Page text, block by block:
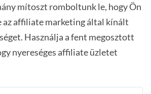
mítoszt romboltunk le, hogy Ön
az affiliate marketing által kínált
Használja a fent megosztott
nyereséges affiliate üzletet